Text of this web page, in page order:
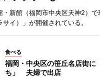
・新館（福岡市中央区天神2）
イ）」が開催されている。
食べる
福岡・中央区の笹丘名店街に
ち」 夫婦で出店